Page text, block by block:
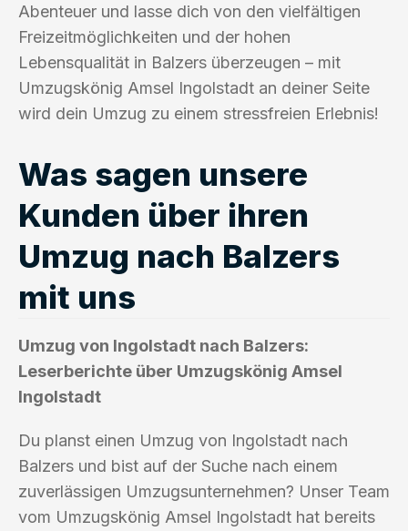
Abenteuer und lasse dich von den vielfältigen
Freizeitmöglichkeiten und der hohen
Lebensqualität in Balzers überzeugen – mit
Umzugskönig Amsel Ingolstadt an deiner Seite
wird dein Umzug zu einem stressfreien Erlebnis!
Was sagen unsere
Kunden über ihren
Umzug nach Balzers
mit uns
Umzug von Ingolstadt nach Balzers:
Leserberichte über Umzugskönig Amsel
Ingolstadt
Du planst einen Umzug von Ingolstadt nach
Balzers und bist auf der Suche nach einem
zuverlässigen Umzugsunternehmen? Unser Team
vom Umzugskönig Amsel Ingolstadt hat bereits